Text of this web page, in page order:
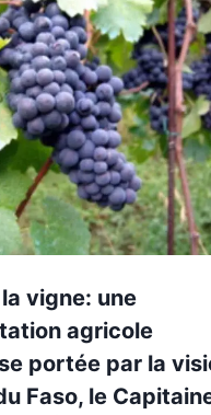
vigne: une
agricole
portée par la
Faso, le